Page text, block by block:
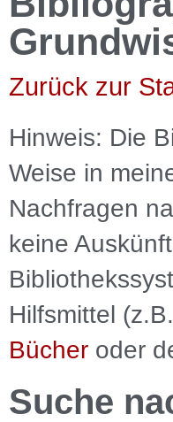
Zurück zur
Hinweis: Die
Weise in
Nachfragen
keine
Hilfsmittel
Bücher oder
Suche